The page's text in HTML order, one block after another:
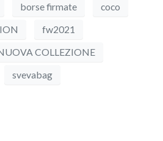
borse firmate
coco
fw2021
COLLEZIONE
svevabag